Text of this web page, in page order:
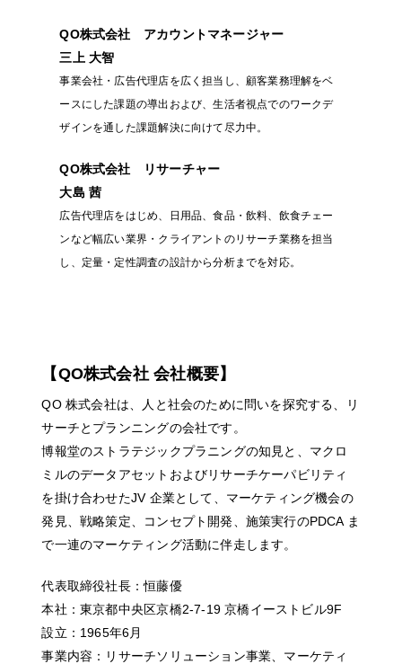
QO株式会社 アカウントマネージャー
三上 大智
事業会社・広告代理店を広く担当し、顧客業務理解をベ
ースにした課題の導出および、生活者視点でのワークデ
ザインを通した課題解決に向けて尽力中。
QO株式会社 リサーチャー
大島 茜
広告代理店をはじめ、日用品、食品・飲料、飲食チェー
ンなど幅広い業界・クライアントのリサーチ業務を担当
し、定量・定性調査の設計から分析までを対応。
【QO株式会社 会社概要】
QO 株式会社は、人と社会のために問いを探究する、リ
サーチとプランニングの会社です。
博報堂のストラテジックプラニングの知見と、マクロ
ミルのデータアセットおよびリサーチケーパビリティ
を掛け合わせたJV 企業として、マーケティング機会の
発見、戦略策定、コンセプト開発、施策実行のPDCA ま
で一連のマーケティング活動に伴走します。
代表取締役社長：恒藤優
本社：東京都中央区京橋2-7-19 京橋イーストビル9F
設立：1965年6月
事業内容：リサーチソリューション事業、マーケティ